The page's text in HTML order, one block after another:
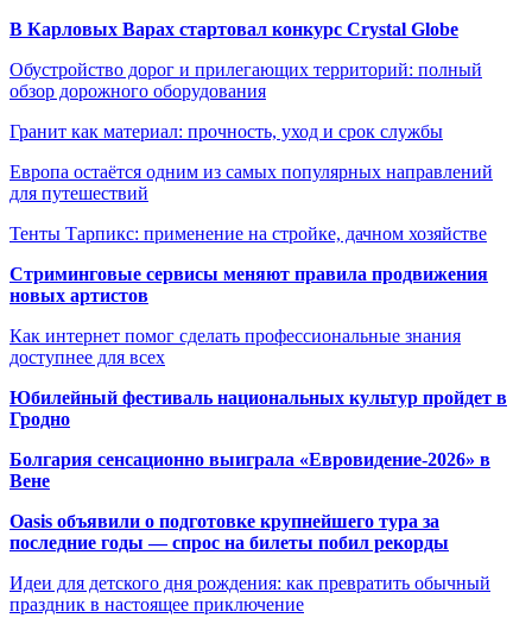
В Карловых Варах стартовал конкурс Crystal Globe
Обустройство дорог и прилегающих территорий: полный
обзор дорожного оборудования
Гранит как материал: прочность, уход и срок службы
Европа остаётся одним из самых популярных направлений
для путешествий
Тенты Тарпикс: применение на стройке, дачном хозяйстве
Стриминговые сервисы меняют правила продвижения
новых артистов
Как интернет помог сделать профессиональные знания
доступнее для всех
Юбилейный фестиваль национальных культур пройдет в
Гродно
Болгария сенсационно выиграла «Евровидение-2026» в
Вене
Oasis объявили о подготовке крупнейшего тура за
последние годы — спрос на билеты побил рекорды
Идеи для детского дня рождения: как превратить обычный
праздник в настоящее приключение